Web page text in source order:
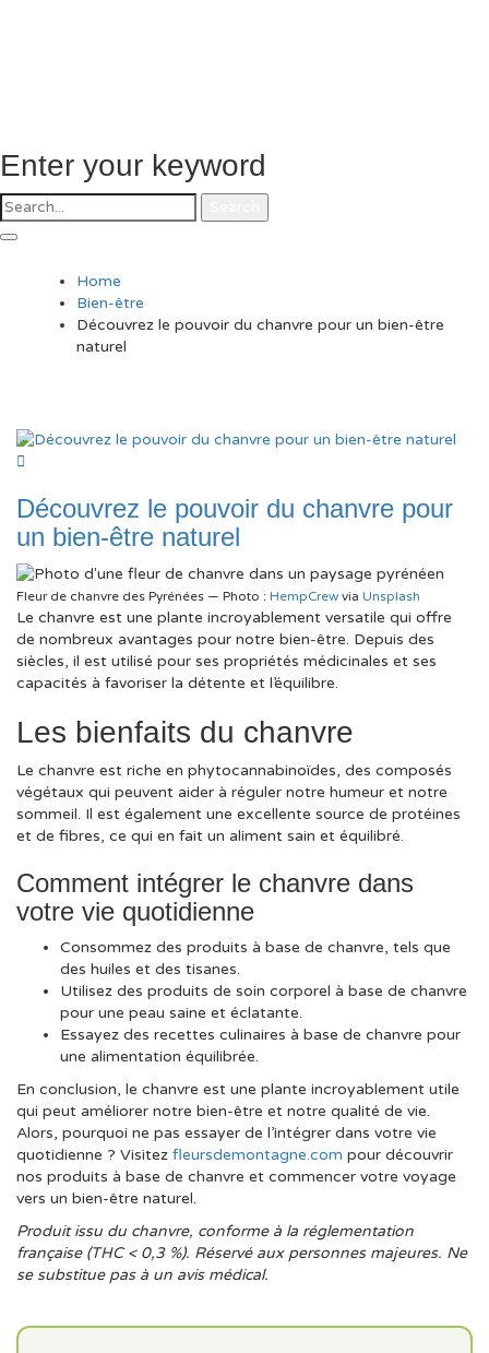
Enter your keyword
Home
Bien-être
Découvrez le pouvoir du chanvre pour un bien-être
naturel
Découvrez le pouvoir du chanvre pour
un bien-être naturel
Fleur de chanvre des Pyrénées — Photo : HempCrew via Unsplash
Le chanvre est une plante incroyablement versatile qui offre
de nombreux avantages pour notre bien-être. Depuis des
siècles, il est utilisé pour ses propriétés médicinales et ses
capacités à favoriser la détente et l’équilibre.
Les bienfaits du chanvre
Le chanvre est riche en phytocannabinoïdes, des composés
végétaux qui peuvent aider à réguler notre humeur et notre
sommeil. Il est également une excellente source de protéines
et de fibres, ce qui en fait un aliment sain et équilibré.
Comment intégrer le chanvre dans
votre vie quotidienne
Consommez des produits à base de chanvre, tels que
des huiles et des tisanes.
Utilisez des produits de soin corporel à base de chanvre
pour une peau saine et éclatante.
Essayez des recettes culinaires à base de chanvre pour
une alimentation équilibrée.
En conclusion, le chanvre est une plante incroyablement utile
qui peut améliorer notre bien-être et notre qualité de vie.
Alors, pourquoi ne pas essayer de l’intégrer dans votre vie
quotidienne ? Visitez fleursdemontagne.com pour découvrir
nos produits à base de chanvre et commencer votre voyage
vers un bien-être naturel.
Produit issu du chanvre, conforme à la réglementation
française (THC < 0,3 %). Réservé aux personnes majeures. Ne
se substitue pas à un avis médical.